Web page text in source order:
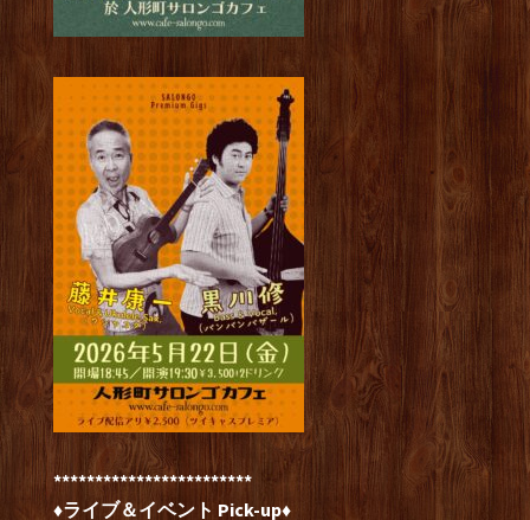
************************
♦ライブ＆イベント Pick-up♦